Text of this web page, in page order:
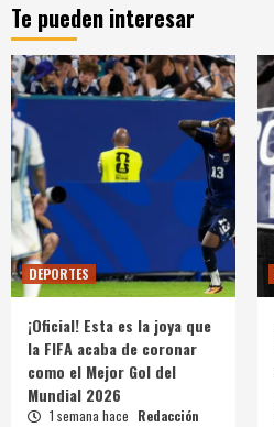
Te pueden interesar
DEPORTES
¡Oficial! Esta es la joya que
la FIFA acaba de coronar
como el Mejor Gol del
Mundial 2026
1 semana hace Redacción